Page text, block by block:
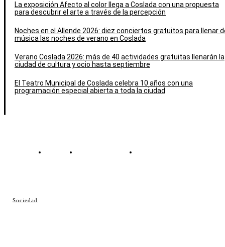
Sociedad
La exposición Afecto al color llega a Coslada con una propuesta
para descubrir el arte a través de la percepción
Noches en el Allende 2026: diez conciertos gratuitos para llenar
música las noches de verano en Coslada
Verano Coslada 2026: más de 40 actividades gratuitas llenarán la
ciudad de cultura y ocio hasta septiembre
El Teatro Municipal de Coslada celebra 10 años con una
programación especial abierta a toda la ciudad
Contacto Política de cookies